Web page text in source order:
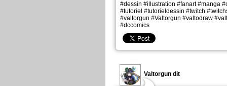
#dessin #illustration #fanart #manga
#tutoriel #tutorieldessin #twitch
#valtorgun #Valtorgun #valtodraw
#dccomics
Valtorgun dit